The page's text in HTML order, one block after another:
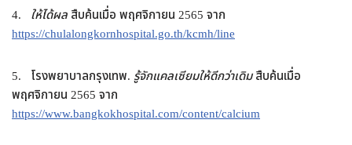
4. ให้ได้ผล สืบค้นเมื่อ พฤศจิกายน 2565 จาก
https://chulalongkornhospital.go.th/kcmh/line
5. โรงพยาบาลกรุงเทพ. รู้จักแคลเซียมให้ดีกว่าเดิมสืบค้นเมื่อ
พฤศจิกายน 2565 จาก
https://www.bangkokhospital.com/content/calcium